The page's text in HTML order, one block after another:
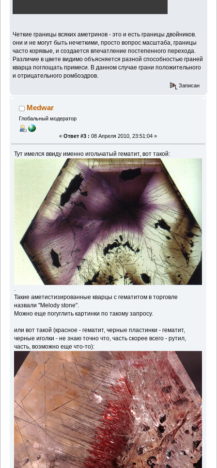
Четкие границы всяких аметринов - это и есть границы двойников.
они и не могут быть нечеткими, просто вопрос масштаба, границы
часто корявые, и создается впечатление постепенного перехода.
Различие в цвете видимо объясняется разной способностью граней
кварца поглощать примеси. В данном случае грани положительного
и отрицательного ромбоэдров.
Записан
Medwar
Глобальный модератор
« Ответ #3 : 08 Апреля 2010, 23:51:04 »
Тут имелся ввиду именно игольчатый гематит, вот такой:
.
Такие аметистизированные кварцы с гематитом в торговле
назвали "Melody stone".
Можно еще погуглить картинки по такому запросу.
или вот такой (красное - гематит, черные пластинки - гематит,
черные иголки - не знаю точно что, часть скорее всего - рутил,
часть, возможно еще что-то):